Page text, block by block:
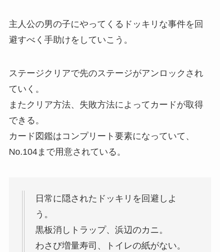
主人公の男の子にやってくるドッキリな事件を回
避すべく手助けをしていこう。
ステージクリアで先のステージがアンロックされ
ていく。
またクリア方法、失敗方法によってカードが取得
できる。
カード図鑑はコンプリート要素になっていて、
No.104まで用意されている。
日常に隠されたドッキリを回避しよ
う。
黒板消しトラップ、浜辺のカニ。
わさび増量寿司、トイレの紙がない。